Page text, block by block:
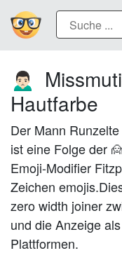
🙍🏻‍♂️
Hautfarbe
Der Mann
ist eine Folge der
Emoji-Modifier
Zeichen
zero width joiner
und die Anzeige
Plattformen.